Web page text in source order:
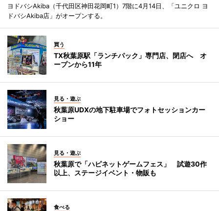
ヨドバシAkiba（千代田区神田花岡町1）7階に4月14日、「ユニクロ ヨ
ドバシAkiba店」がオープンする。
買う
TX秋葉原駅「ランチパック」専門店、閉店へ オ
ープンから11年
見る・遊ぶ
秋葉原UDXの地下駐車場でフォトセッションカー
ショー
見る・遊ぶ
秋葉原で「ハピネットゲームフェス」 試遊30作
以上、ステージイベント・物販も
食べる